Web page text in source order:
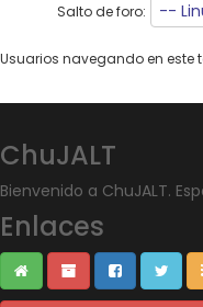
Salto de foro:
Usuarios navegando en este
ChuJALT
Bienvenido a ChuJALT.
Enlaces